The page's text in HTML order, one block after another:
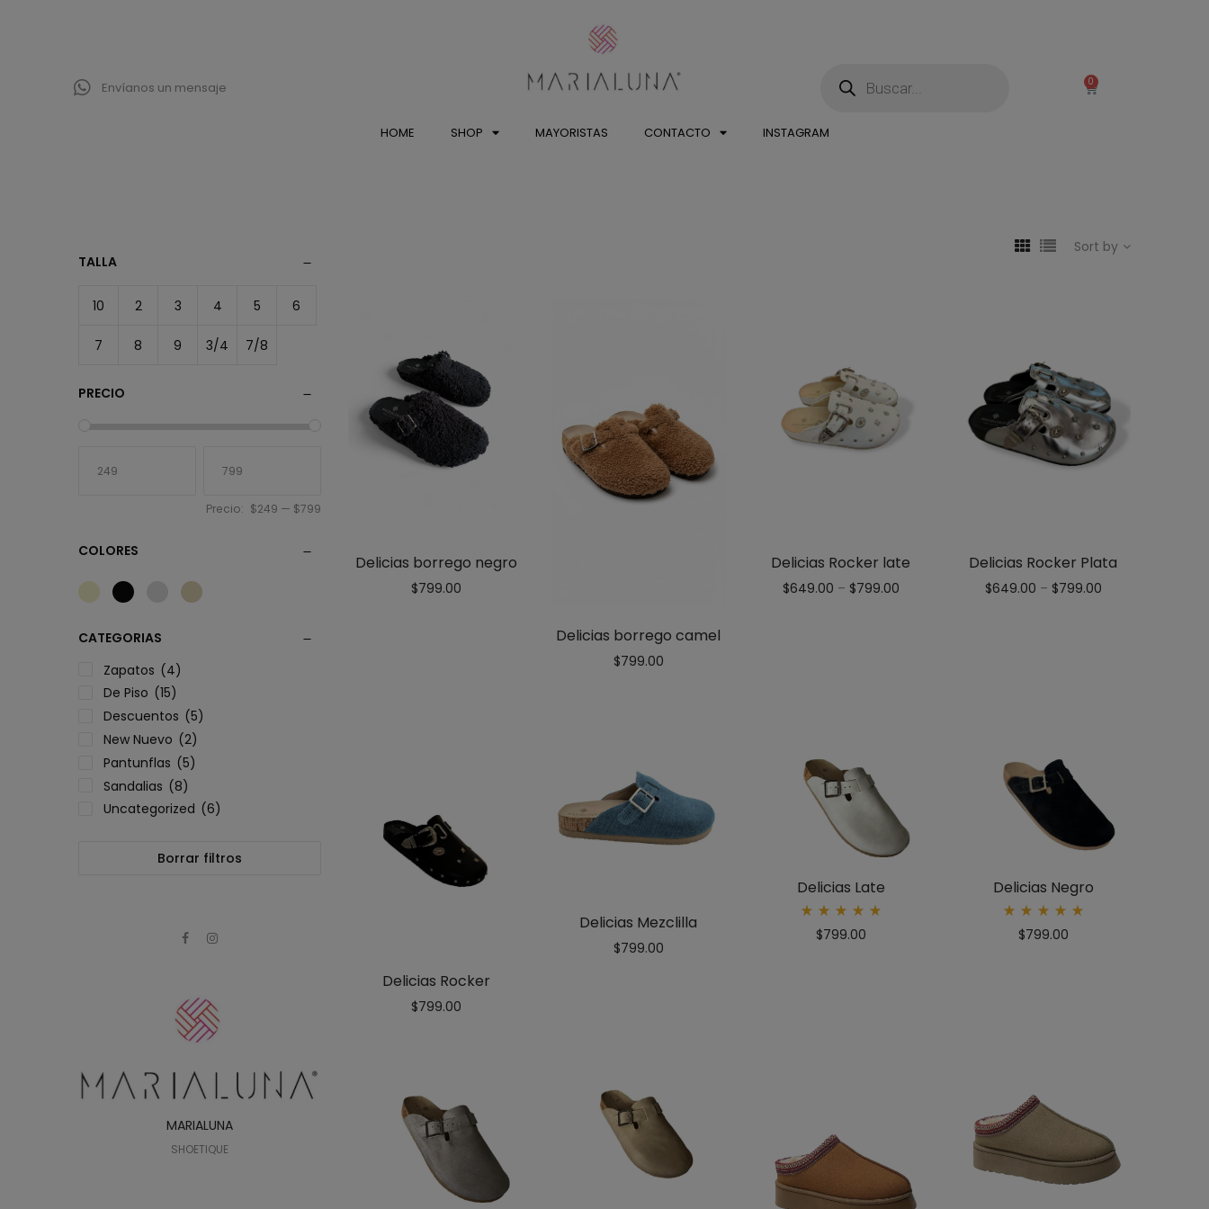
Envíanos un mensaje
HOME SHOP MAYORISTAS CONTACTO INSTAGRAM
0
Sort by
Delicias borrego negro
$799.00
Delicias borrego camel
$799.00
Delicias Rocker late
$649.00 – $799.00
Delicias Rocker Plata
$649.00 – $799.00
Delicias Rocker
$799.00
Delicias Mezclilla
$799.00
Delicias Late
5.00
$799.00
Delicias Negro
5.00
$799.00
TALLA
10 2 3 4 5 6
7 8 9 3/4 7/8
PRECIO
Precio: $249 — $799
COLORES
CATEGORIAS
Zapatos (4)
De Piso (15)
Descuentos (5)
New Nuevo (2)
Pantunflas (5)
Sandalias (8)
Uncategorized (6)
Borrar filtros
MARIALUNA
SHOETIQUE